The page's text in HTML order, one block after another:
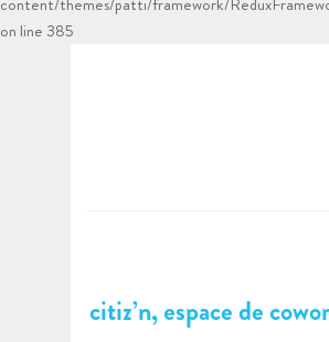
on line385
citiz’n, espace de